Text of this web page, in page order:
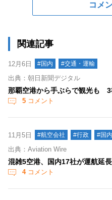
コメ
関連記事
12月6日 #国内 #交通・運輸
出典：朝日新聞デジタル
那覇空港から手ぶらで観光も 3
5 コメント
11月5日 #航空会社 #行政 #国内
出典：Aviation Wire
混雑5空港、国内17社が運航延
4コメント